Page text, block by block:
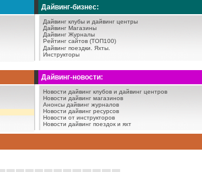
Дайвинг-бизнес:
Дайвинг клубы и дайвинг центры
Дайвинг Магазины
Дайвинг Журналы
Рейтинг сайтов (ТОП100)
Дайвинг поездки.
Яхты.
Инструкторы
Дайвинг-новости:
Новости дайвинг клубов и дайвинг центров
Новости дайвинг магазинов
Анонсы дайвинг журналов
Новости дайвинг ресурсов
Новости от инструкторов
Новости дайвинг поездок и яхт